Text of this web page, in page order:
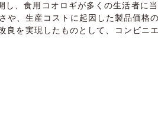
、食用コオロギが多くの生活者に
や、生産コストに起因した製品価
を実現したものとして、コンビニ